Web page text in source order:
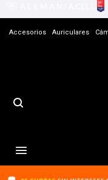
Accesorios Auriculares
